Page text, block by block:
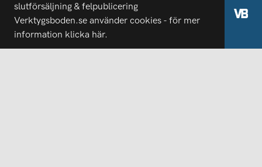
slutförsäljning & felpublicering
Verktygsboden.se använder cookies - för mer
information klicka här.